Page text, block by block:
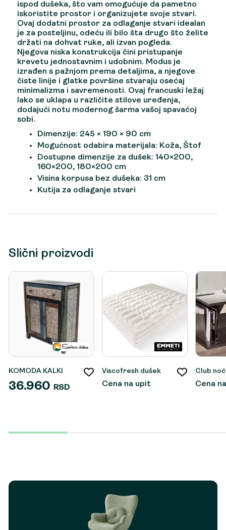
ispod dušeka, što vam omogućuje da pametno
iskoristite prostor i organizujete svoje stvari.
Ovaj dodatni prostor za odlaganje stvari idealan
je za posteljinu, odeću ili bilo šta drugo što želite
držati na dohvat ruke, ali izvan pogleda.
Njegova niska konstrukcija čini pristupanje
krevetu jednostavnim i udobnim. Modus je
izrađen s pažnjom prema detaljima, a njegove
čiste linije i glatke površine stvaraju osećaj
minimalizma i savremenosti. Ovaj francuski ležaj
lako se uklapa u različite stilove uređenja,
dodajući notu modernog šarma vašoj spavaćoj
sobi.
Dimenzije: 245 × 190 × 90 cm
Mogućnost odabira materijala: Koža, Štof
Dostupne dimenzije za dušek: 140×200,
160×200, 180×200 cm
Visina korpusa bez dušeka: 31 cm
Kutija za odlaganje stvari
Slični proizvodi
KOMODA KALKI
36.960 RSD
Viscofresh dušek
Cena na upit
Club
Cena